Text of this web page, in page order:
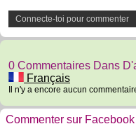
Connecte-toi pour commenter
0 Commentaires Dans
Français
Il n'y a encore aucun
Commenter sur Facebook